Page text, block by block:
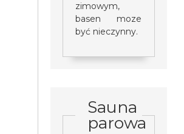
zimowym,
basen moze
być nieczynny.
Sauna
parowa